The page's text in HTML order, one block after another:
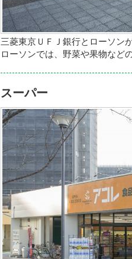
三菱東京ＵＦＪ銀行とローソン
ローソンでは、野菜や果物など
スーパー